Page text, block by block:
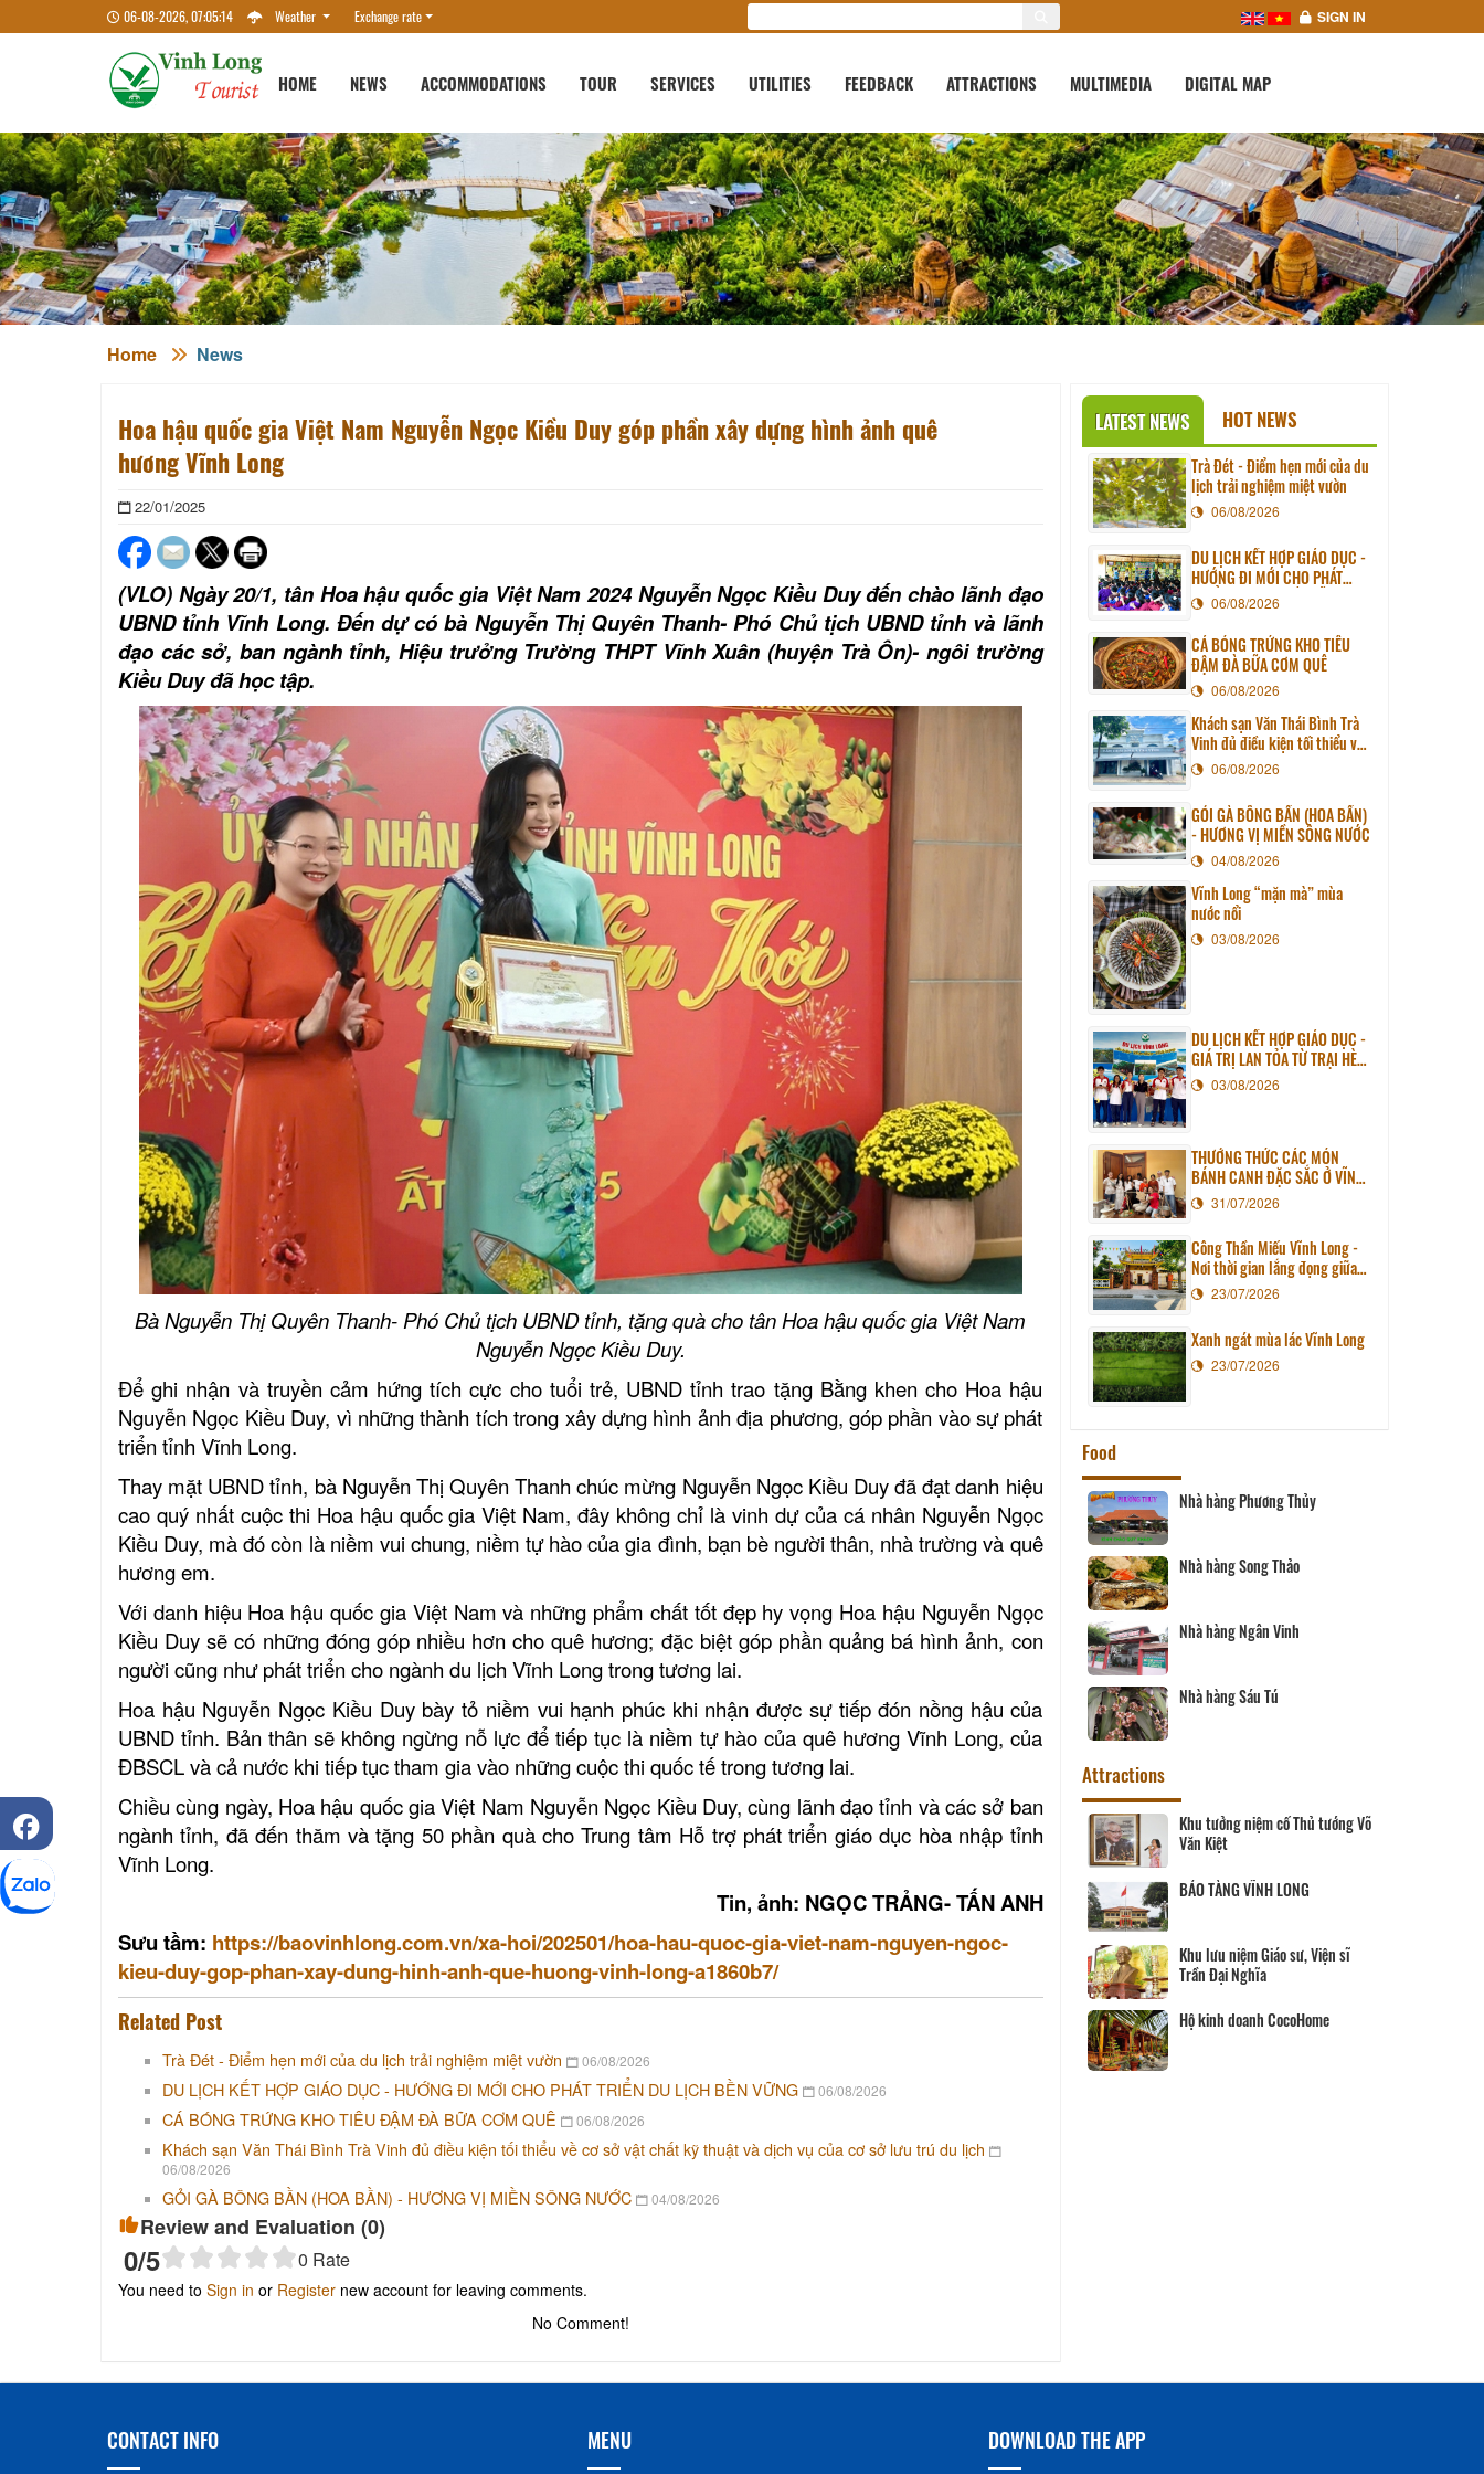
06-08-2026, 07:05:15 Weather Exchange rate SIGN IN
HOME NEWS ACCOMMODATIONS TOUR SERVICES UTILITIES FEEDBACK ATTRACTIONS MULTIMEDIA DIGITAL MAP
Home News
Hoa hậu quốc gia Việt Nam Nguyễn Ngọc Kiều Duy góp phần xây dựng hình ảnh quê
hương Vĩnh Long
22/01/2025
(VLO) Ngày 20/1, tân Hoa hậu quốc gia Việt Nam 2024 Nguyễn Ngọc Kiều Duy đến chào lãnh đạo
UBND tỉnh Vĩnh Long. Đến dự có bà Nguyễn Thị Quyên Thanh- Phó Chủ tịch UBND tỉnh và lãnh
đạo các sở, ban ngành tỉnh, Hiệu trưởng Trường THPT Vĩnh Xuân (huyện Trà Ôn)- ngôi trường
Kiều Duy đã học tập.
Bà Nguyễn Thị Quyên Thanh- Phó Chủ tịch UBND tỉnh, tặng quà cho tân Hoa hậu quốc gia Việt Nam
Nguyễn Ngọc Kiều Duy.
Để ghi nhận và truyền cảm hứng tích cực cho tuổi trẻ, UBND tỉnh trao tặng Bằng khen cho Hoa hậu
Nguyễn Ngọc Kiều Duy, vì những thành tích trong xây dựng hình ảnh địa phương, góp phần vào sự phát
triển tỉnh Vĩnh Long.
Thay mặt UBND tỉnh, bà Nguyễn Thị Quyên Thanh chúc mừng Nguyễn Ngọc Kiều Duy đã đạt danh hiệu
cao quý nhất cuộc thi Hoa hậu quốc gia Việt Nam, đây không chỉ là vinh dự của cá nhân Nguyễn Ngọc
Kiều Duy, mà đó còn là niềm vui chung, niềm tự hào của gia đình, bạn bè người thân, nhà trường và quê
hương em.
Với danh hiệu Hoa hậu quốc gia Việt Nam và những phẩm chất tốt đẹp hy vọng Hoa hậu Nguyễn Ngọc
Kiều Duy sẽ có những đóng góp nhiều hơn cho quê hương; đặc biệt góp phần quảng bá hình ảnh, con
người cũng như phát triển cho ngành du lịch Vĩnh Long trong tương lai.
Hoa hậu Nguyễn Ngọc Kiều Duy bày tỏ niềm vui hạnh phúc khi nhận được sự tiếp đón nồng hậu của
UBND tỉnh. Bản thân sẽ không ngừng nỗ lực để tiếp tục là niềm tự hào của quê hương Vĩnh Long, của
ĐBSCL và cả nước khi tiếp tục tham gia vào những cuộc thi quốc tế trong tương lai.
Chiều cùng ngày, Hoa hậu quốc gia Việt Nam Nguyễn Ngọc Kiều Duy, cùng lãnh đạo tỉnh và các sở ban
ngành tỉnh, đã đến thăm và tặng 50 phần quà cho Trung tâm Hỗ trợ phát triển giáo dục hòa nhập tỉnh
Vĩnh Long.
Tin, ảnh: NGỌC TRẢNG- TẤN ANH
Sưu tầm: https://baovinhlong.com.vn/xa-hoi/202501/hoa-hau-quoc-gia-viet-nam-nguyen-ngoc-
kieu-duy-gop-phan-xay-dung-hinh-anh-que-huong-vinh-long-a1860b7/
Related Post
Trà Đét - Điểm hẹn mới của du lịch trải nghiệm miệt vườn 06/08/2026
DU LỊCH KẾT HỢP GIÁO DỤC - HƯỚNG ĐI MỚI CHO PHÁT TRIỂN DU LỊCH BỀN VỮNG 06/08/2026
CÁ BÓNG TRỨNG KHO TIÊU ĐẬM ĐÀ BỮA CƠM QUÊ 06/08/2026
Khách sạn Văn Thái Bình Trà Vinh đủ điều kiện tối thiểu về cơ sở vật chất kỹ thuật và dịch vụ của cơ sở lưu trú du lịch
06/08/2026
GỎI GÀ BÔNG BẦN (HOA BẦN) - HƯƠNG VỊ MIỀN SÔNG NƯỚC 04/08/2026
Review and Evaluation (0)
0/5 0 Rate
You need to Sign in or Register new account for leaving comments.
No Comment!
LATEST NEWS HOT NEWS
Trà Đét - Điểm hẹn mới của du
lịch trải nghiệm miệt vườn
06/08/2026
DU LỊCH KẾT HỢP GIÁO DỤC -
HƯỚNG ĐI MỚI CHO PHÁT
TRIỂN DU LỊCH BỀN VỮNG
06/08/2026
CÁ BÓNG TRỨNG KHO TIÊU
ĐẬM ĐÀ BỮA CƠM QUÊ
06/08/2026
Khách sạn Văn Thái Bình Trà
Vinh đủ điều kiện tối thiểu về
cơ sở vật chất kỹ thuật và
dịch vụ của cơ sở lưu trú du
lịch
06/08/2026
GỎI GÀ BÔNG BẦN (HOA BẦN)
- HƯƠNG VỊ MIỀN SÔNG NƯỚC
04/08/2026
Vĩnh Long “mặn mà” mùa
nước nổi
03/08/2026
DU LỊCH KẾT HỢP GIÁO DỤC -
GIÁ TRỊ LAN TỎA TỪ TRẠI HÈ
PHƯƠNG NAM NĂM 2026
03/08/2026
THƯỞNG THỨC CÁC MÓN
BÁNH CANH ĐẶC SẮC Ở VĨNH
LONG31/07/2026
Công Thần Miếu Vĩnh Long -
Nơi thời gian lắng đọng giữa
lòng phố thị
23/07/2026
Xanh ngát mùa lác Vĩnh Long
23/07/2026
Food
Nhà hàng Thiên Tân
Nhà hàng Hương Sen
Nhà hàng Ẩm Thực Phố
Nhà hàng Phương Thủy
Nhà hàng Song Thảo
Nhà hàng Ngân Vinh
Nhà hàng Sáu Tú
Attractions
Khu tưởng niệm cố Thủ tướng Võ
Văn Kiệt
BẢO TÀNG VĨNH LONG
Khu lưu niệm Giáo sư, Viện sĩ
Trần Đại Nghĩa
Hộ kinh doanh CocoHome
CONTACT INFO MENU DOWNLOAD THE APP